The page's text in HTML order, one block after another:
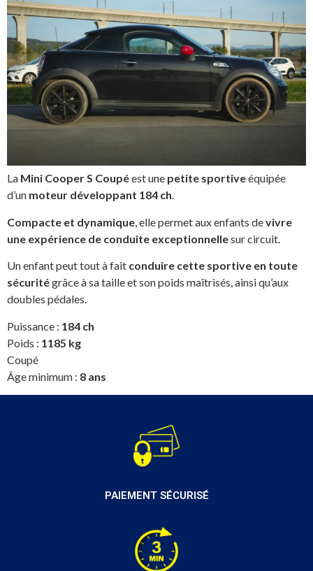
La Mini Cooper S Coupéest une petite sportiveéquipée
d’un moteur développant 184 ch.
Compacte et dynamique , elle permet aux enfants devivre
une expérience de conduite exceptionnellesur circuit.
Un enfant peut tout à fait conduire cette sportive en toute
sécuritégrâce à sa taille et son poids maîtrisés, ainsi qu’aux
doubles pédales.
Puissance : 184 ch
Poids : 1185 kg
Coupé
Âge minimum : 8 ans
PAIEMENT SÉCURISÉ